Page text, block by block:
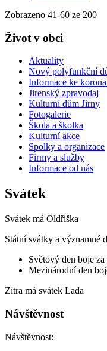
Zobrazeno 41-60 ze 200
Život v obci
Aktuality
Nový polyfunkční
Informace ke
Jirenský zpravodaj
Kulturní dům Jirny
Fotogalerie
Škola a školka
Kulturní akce
Spolky a organizace
Firmy a služby
Informace od nás
Svátek
Svátek má Oldřiška
Státní svátky a významné
Světový den boje
Mezinárodní den
Zítra má svátek Lada
Návštěvnost
Návštěvnost: